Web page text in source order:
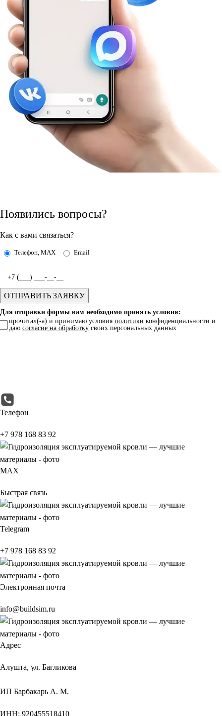
Появились вопросы?
Как с вами связаться?
Телефон, MAX Email
Для отправки формы вам необходимо принять условия:
прочитал(-а) и принимаю условия политики конфиденциальности и
даю согласие на обработку своих персональных данных
Телефон
+7 978 168 83 92
МАХ
Быстрая связь
Telegram
+7 978 168 83 92
Электронная почта
info@buildsim.ru
Адрес
Алушта, ул. Багликова
ИП Барбакарь А. М.
ИНН: 920455518410